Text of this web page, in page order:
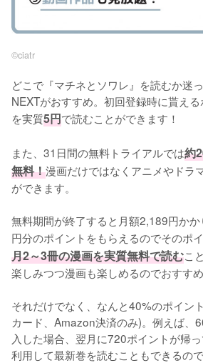
©︎ciatr
どこで『マチネとソワレ』を読むか迷
NEXTがおすすめ。初回登録時に貰え
を実質5円で読むことができます！
また、31日間の無料トライアルでは約
無料！漫画だけではなくアニメやドラ
ができます。
無料期間が終了すると月額2,189円か
円分のポイントをもらえるのでそのポ
月2～3冊の漫画を実質無料で読むこ
楽しみつつ漫画も楽しめるのでおすすめ
それだけでなく、なんと40%のポイン
カード、Amazon決済のみ)。例えば、
入した場合、翌月に720ポイントが帰
利用して最新巻を読むこともできるので